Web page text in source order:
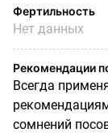
Фертильность
Нет данных
Рекомендации
Всегда
сомнений